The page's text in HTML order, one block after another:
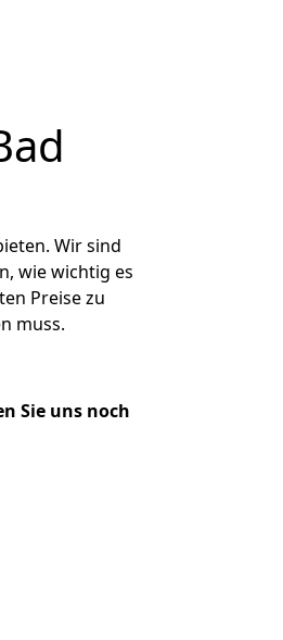
Wir sind
wie wichtig es
Preise zu
muss.
Sie uns noch